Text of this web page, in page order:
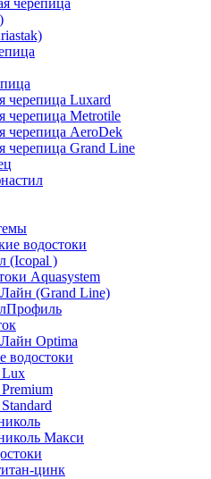
черепица
черепица Luxard
черепица Metrotile
черепица AeroDek
черепица Grand Line
водостоки
(Icopal )
Aquasystem
(Grand Line)
Optima
водостоки
Lux
Макси
цинк